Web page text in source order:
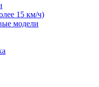
15 км/ч)
модели